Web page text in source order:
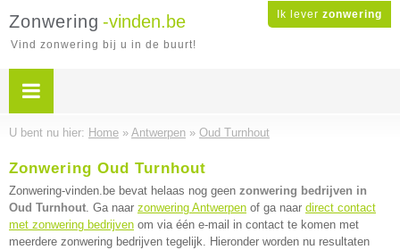
Ik lever zonwering
Zonwering -vinden.be
Vind zonwering bij u in de buurt!
U bent nu hier: Home » Antwerpen » Oud Turnhout
Zonwering Oud Turnhout
Zonwering-vinden.be bevat helaas nog geen zonwering bedrijven in
Oud Turnhout. Ga naar zonwering Antwerpen of ga naar direct contact
met zonwering bedrijven om via één e-mail in contact te komen met
meerdere zonwering bedrijven tegelijk. Hieronder worden nu resultaten